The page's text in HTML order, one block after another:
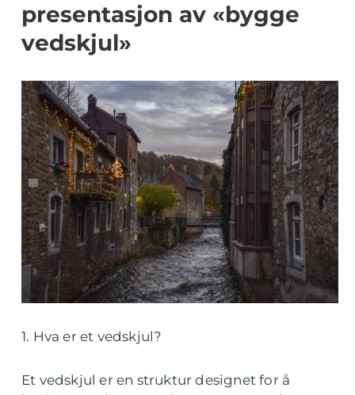
presentasjon av «bygge
vedskjul»
1. Hva er et vedskjul?
Et vedskjul er en struktur designet for å